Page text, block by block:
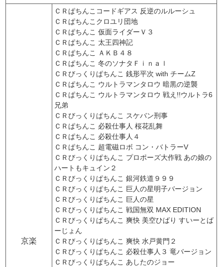
京楽
ＣＲぱちんこコードギアス 反逆のルルーシュ
ＣＲぱちんこクロユリ団地
ＣＲぱちんこ 仮面ライダーＶ３
ＣＲぱちんこ 太王四神記
ＣＲぱちんこ ＡＫＢ４８
ＣＲぱちんこ 冬のソナタＦｉｎａｌ
ＣＲびっくりぱちんこ 銭形平次 with チームZ
ＣＲぱちんこ ウルトラマンタロウ 暗黒の逆襲
ＣＲぱちんこ ウルトラマンタロウ 戦え!!ウルトラ6
兄弟
ＣＲびっくりぱちんこ スケバン刑事
ＣＲぱちんこ 必殺仕事人 桜花乱舞
ＣＲぱちんこ 必殺仕事人４
ＣＲぱちんこ 超電磁ロボ コン・バトラーV
ＣＲびっくりぱちんこ プロポーズ大作戦 あの娘の
ハートもキュイン２
ＣＲびっくりぱちんこ 銀河鉄道９９９
ＣＲびっくりぱちんこ 巨人の星明子バージョン
ＣＲびっくりぱちんこ 巨人の星
ＣＲびっくりぱちんこ 戦国無双 MAX EDITION
ＣＲびっくりぱちんこ 爽快 美空ひばり すいーとば
ーじょん
ＣＲびっくりぱちんこ 爽快 水戸黄門２
ＣＲびっくりぱちんこ 必殺仕事人３ 竜バージョン
ＣＲびっくりぱちんこ あしたのジョー